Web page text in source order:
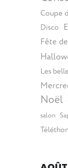
Coupe
Disco
Fête
Les
Noël
salon